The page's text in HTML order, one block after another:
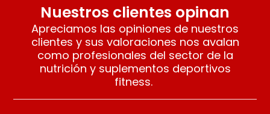
Nuestros clientes opinan
Apreciamos las opiniones de nuestros
clientes y sus valoraciones nos avalan
como profesionales del sector de la
nutrición y suplementos deportivos
fitness.